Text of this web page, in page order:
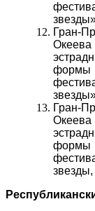
Гран-
Гран-